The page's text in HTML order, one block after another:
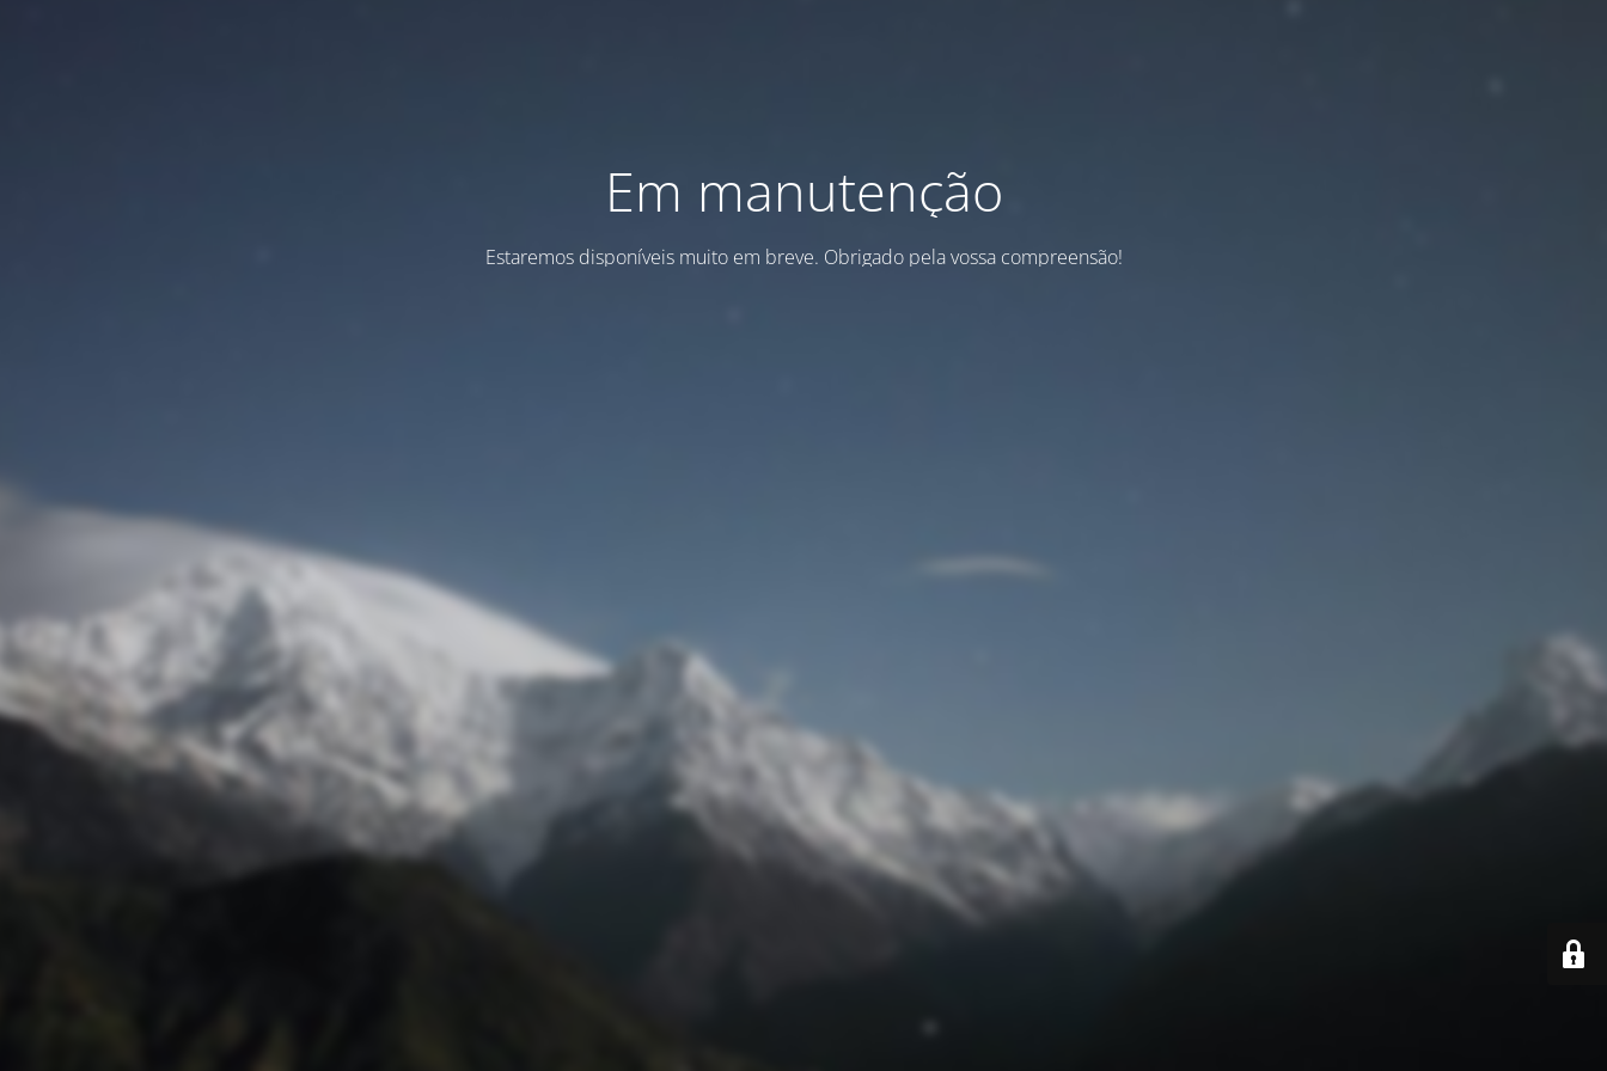
Em manutenção
Estaremos disponíveis muito em breve. Obrigado pela vossa compreensão!